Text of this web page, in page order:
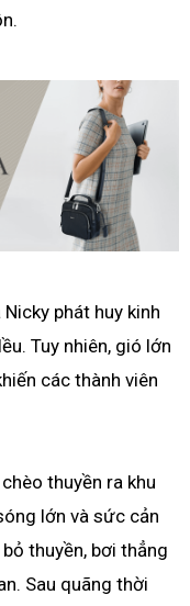
phát huy kinh
Tuy nhiên, gió lớn
các thành viên
thuyền ra khu
lớn và sức cản
thuyền, bơi thẳng
Sau quãng thời